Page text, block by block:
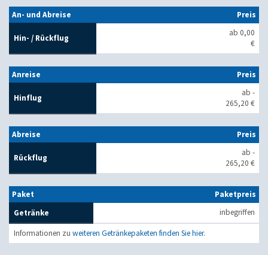
An- und Abreise Preis
Hin- / Rückflug
ab 0,00
€
Anreise Preis
Hinflug
ab -
265,20 €
Abreise Preis
Rückflug
ab -
265,20 €
Paket
Paketpreis
Getränke
inbegriffen
Informationen zu weiteren Getränkepaketen finden Sie hier.